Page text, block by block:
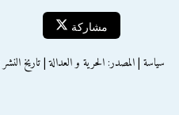
مشاركة
سياسة | المصدر: الحرية و العدالة | تاريخ النشر : الخميس